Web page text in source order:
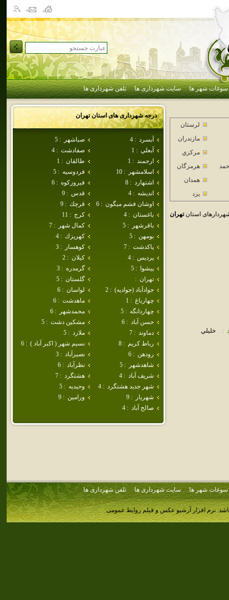
سوغات شهر ها سایت شهرداری ها تلفن شهرداری ها
درجه شهرداری های استانتهران
آبسرد :
4 صباشهر :
5
آبعلي :
1 صفادشت :
4
ارجمند :
1 طالقان :
1
اسلامشهر
:
10 فردوسيه :
5
اشتهارد :
8 فيروزكوه :
6
انديشه :
4 قدس :
9
اوشان فشم ميگون :
6 قرچك :
9
باغستان :
4 كرج :
11
باقرشهر
:
5 كمال شهر :
7
بومهن :
5 كهريزك :
4
پاكدشت :
7 كوهسار :
3
پرديس :
4 كيلان :
2
پيشوا
:
5 گرمدره :
3
تهران : گلستان :
5
جوادآباد (جواديه) :
2 لواسان :
6
چهارباغ :
1 ماهدشت :
6
چهاردانگه :
5 محمدشهر :
6
حسن آباد :
6 مشكين دشت :
5
دماوند :
7 ملارد :
5
رباط كريم :
8 نسيم شهر ( اكبر آباد ) :
6
رودهن :
6 نصيرآباد :
3
شاهدشهر
:
5 نظرآباد :
6
شريف آباد :
4 هشتگرد :
7
شهر جديد هشتگرد :
4 وحيديه :
5
شهريار
:
9 ورامين :
9
صالح آباد :
4
لرستان
مازندران
مركزي
هرمزگان
همدان
يزد
استانتهران
: خليلي
سوغات شهر ها سایت شهرداری ها تلفن شهرداری ها
نرم افزار آرشیو عکس و فیلم روابط عمومی